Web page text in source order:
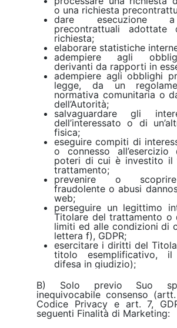
o una richiesta
dare esecuzione
precontrattuali adottate
richiesta;
elaborare statistiche
adempiere agli
derivanti da rapporti in
adempiere agli obblighi
legge, da un
normativa comunitaria o
dell’Autorità;
salvaguardare gli
dell’interessato o di
fisica;
eseguire compiti di
o connesso
poteri di cui è investito il
trattamento;
prevenire o
fraudolente o abusi
web;
perseguire un legittimo
Titolare del trattamento o
limiti ed alle condizioni di
lettera f), GDPR;
esercitare i diritti del
titolo esemplificativo,
difesa in giudizio);
B) Solo previo Suo
inequivocabile consenso
Codice Privacy e art. 7,
seguenti Finalità di Marketing: